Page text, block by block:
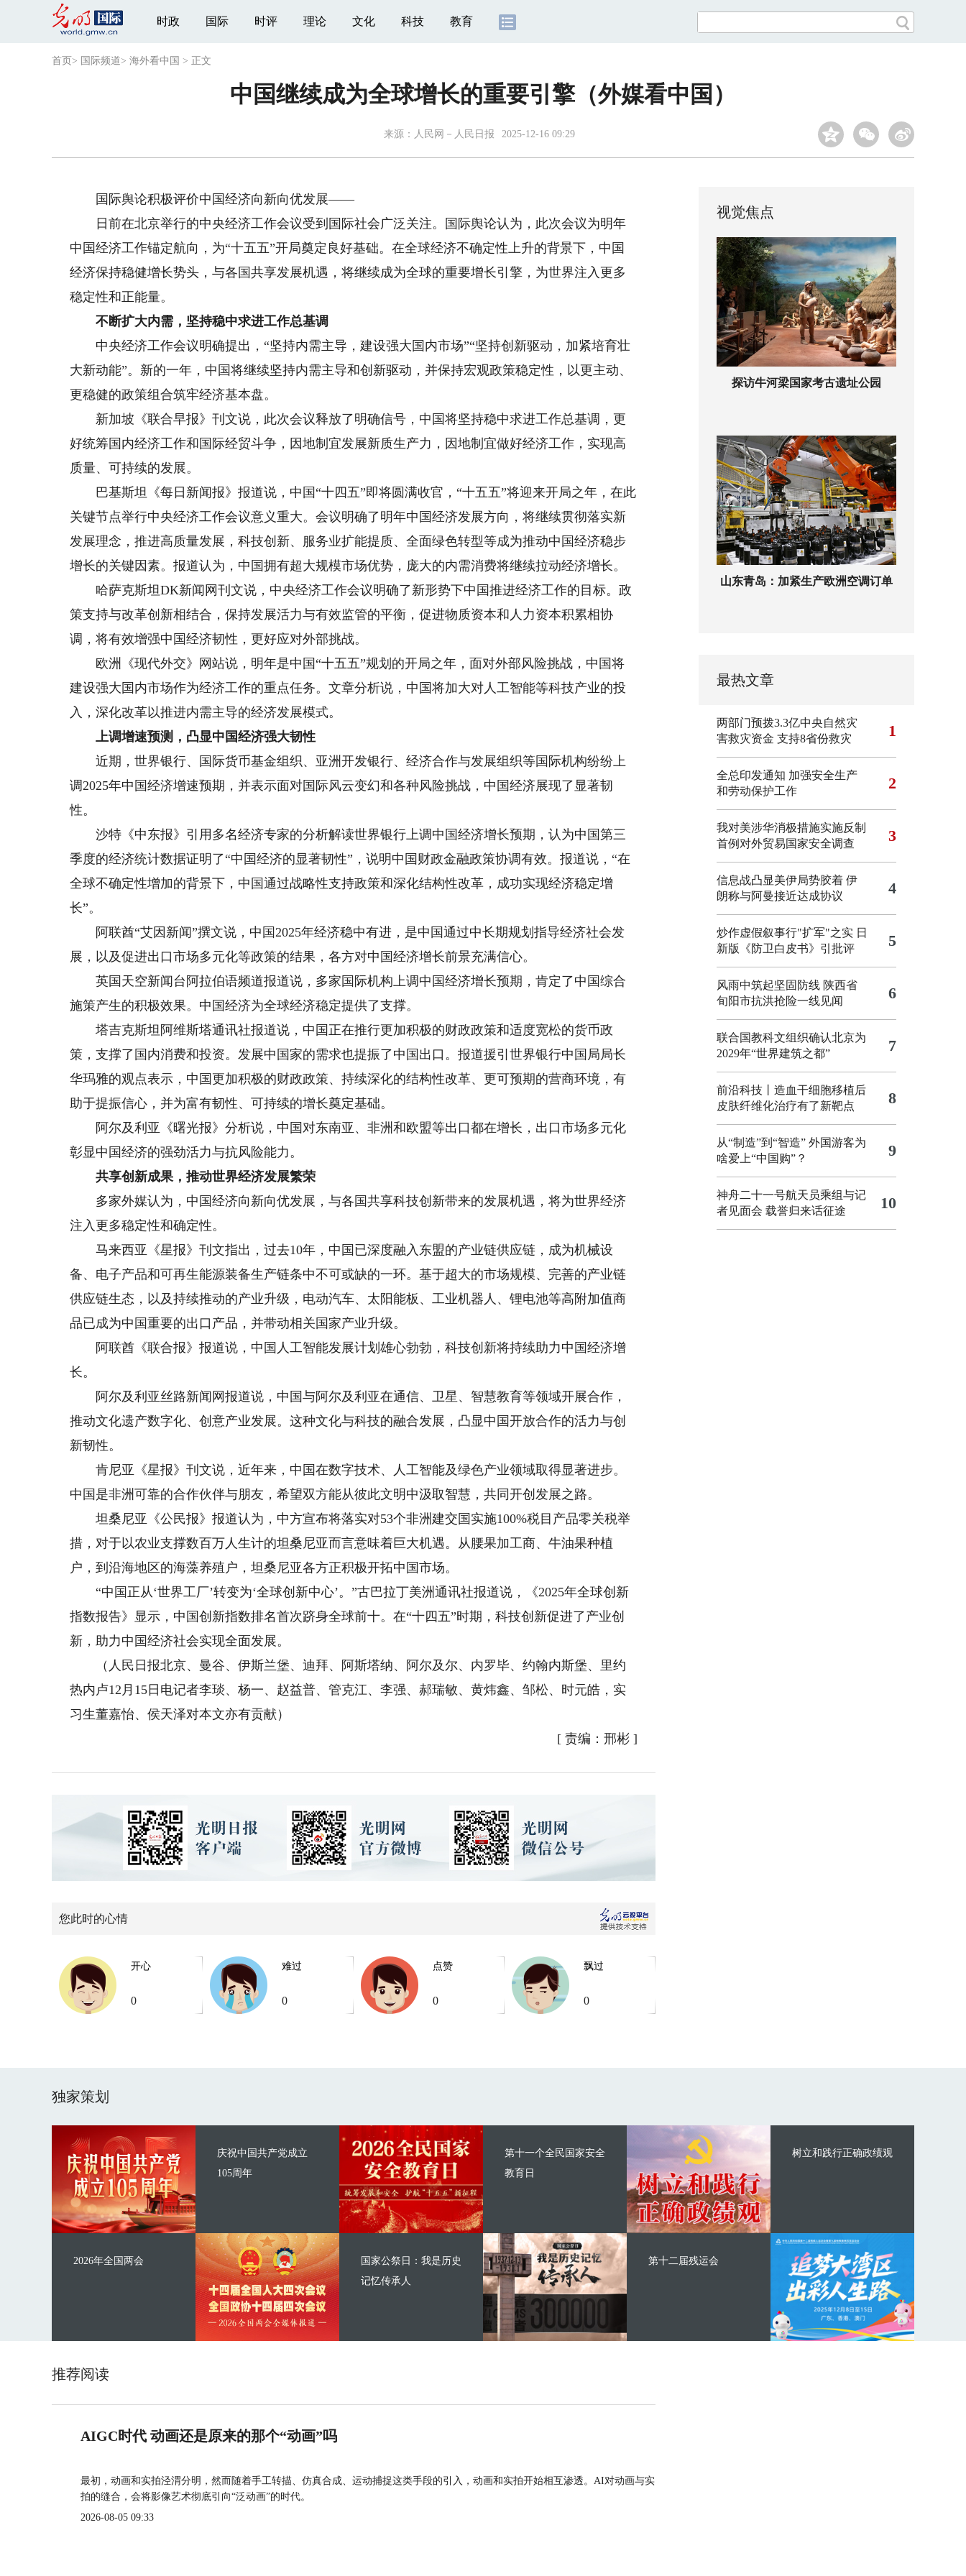
时政 国际 时评 理论 文化 科技 教育
首页 > 国际频道> 海外看中国 > 正文
中国继续成为全球增长的重要引擎（外媒看中国）
来源： 人民网－人民日报 2025-12-16 09:29
国际舆论积极评价中国经济向新向优发展——
日前在北京举行的中央经济工作会议受到国际社会广泛关注。国际舆论认为，此次会议为明年
中国经济工作锚定航向，为“十五五”开局奠定良好基础。在全球经济不确定性上升的背景下，中国
经济保持稳健增长势头，与各国共享发展机遇，将继续成为全球的重要增长引擎，为世界注入更多
稳定性和正能量。
不断扩大内需，坚持稳中求进工作总基调
中央经济工作会议明确提出，“坚持内需主导，建设强大国内市场”“坚持创新驱动，加紧培育壮
大新动能”。新的一年，中国将继续坚持内需主导和创新驱动，并保持宏观政策稳定性，以更主动、
更稳健的政策组合筑牢经济基本盘。
新加坡《联合早报》刊文说，此次会议释放了明确信号，中国将坚持稳中求进工作总基调，更
好统筹国内经济工作和国际经贸斗争，因地制宜发展新质生产力，因地制宜做好经济工作，实现高
质量、可持续的发展。
巴基斯坦《每日新闻报》报道说，中国“十四五”即将圆满收官，“十五五”将迎来开局之年，在此
关键节点举行中央经济工作会议意义重大。会议明确了明年中国经济发展方向，将继续贯彻落实新
发展理念，推进高质量发展，科技创新、服务业扩能提质、全面绿色转型等成为推动中国经济稳步
增长的关键因素。报道认为，中国拥有超大规模市场优势，庞大的内需消费将继续拉动经济增长。
哈萨克斯坦DK新闻网刊文说，中央经济工作会议明确了新形势下中国推进经济工作的目标。政
策支持与改革创新相结合，保持发展活力与有效监管的平衡，促进物质资本和人力资本积累相协
调，将有效增强中国经济韧性，更好应对外部挑战。
欧洲《现代外交》网站说，明年是中国“十五五”规划的开局之年，面对外部风险挑战，中国将
建设强大国内市场作为经济工作的重点任务。文章分析说，中国将加大对人工智能等科技产业的投
入，深化改革以推进内需主导的经济发展模式。
上调增速预测，凸显中国经济强大韧性
近期，世界银行、国际货币基金组织、亚洲开发银行、经济合作与发展组织等国际机构纷纷上
调2025年中国经济增速预期，并表示面对国际风云变幻和各种风险挑战，中国经济展现了显著韧
性。
沙特《中东报》引用多名经济专家的分析解读世界银行上调中国经济增长预期，认为中国第三
季度的经济统计数据证明了“中国经济的显著韧性”，说明中国财政金融政策协调有效。报道说，“在
全球不确定性增加的背景下，中国通过战略性支持政策和深化结构性改革，成功实现经济稳定增
长”。
阿联酋“艾因新闻”撰文说，中国2025年经济稳中有进，是中国通过中长期规划指导经济社会发
展，以及促进出口市场多元化等政策的结果，各方对中国经济增长前景充满信心。
英国天空新闻台阿拉伯语频道报道说，多家国际机构上调中国经济增长预期，肯定了中国综合
施策产生的积极效果。中国经济为全球经济稳定提供了支撑。
塔吉克斯坦阿维斯塔通讯社报道说，中国正在推行更加积极的财政政策和适度宽松的货币政
策，支撑了国内消费和投资。发展中国家的需求也提振了中国出口。报道援引世界银行中国局局长
华玛雅的观点表示，中国更加积极的财政政策、持续深化的结构性改革、更可预期的营商环境，有
助于提振信心，并为富有韧性、可持续的增长奠定基础。
阿尔及利亚《曙光报》分析说，中国对东南亚、非洲和欧盟等出口都在增长，出口市场多元化
彰显中国经济的强劲活力与抗风险能力。
共享创新成果，推动世界经济发展繁荣
多家外媒认为，中国经济向新向优发展，与各国共享科技创新带来的发展机遇，将为世界经济
注入更多稳定性和确定性。
马来西亚《星报》刊文指出，过去10年，中国已深度融入东盟的产业链供应链，成为机械设
备、电子产品和可再生能源装备生产链条中不可或缺的一环。基于超大的市场规模、完善的产业链
供应链生态，以及持续推动的产业升级，电动汽车、太阳能板、工业机器人、锂电池等高附加值商
品已成为中国重要的出口产品，并带动相关国家产业升级。
阿联酋《联合报》报道说，中国人工智能发展计划雄心勃勃，科技创新将持续助力中国经济增
长。
阿尔及利亚丝路新闻网报道说，中国与阿尔及利亚在通信、卫星、智慧教育等领域开展合作，
推动文化遗产数字化、创意产业发展。这种文化与科技的融合发展，凸显中国开放合作的活力与创
新韧性。
肯尼亚《星报》刊文说，近年来，中国在数字技术、人工智能及绿色产业领域取得显著进步。
中国是非洲可靠的合作伙伴与朋友，希望双方能从彼此文明中汲取智慧，共同开创发展之路。
坦桑尼亚《公民报》报道认为，中方宣布将落实对53个非洲建交国实施100%税目产品零关税举
措，对于以农业支撑数百万人生计的坦桑尼亚而言意味着巨大机遇。从腰果加工商、牛油果种植
户，到沿海地区的海藻养殖户，坦桑尼亚各方正积极开拓中国市场。
“中国正从‘世界工厂’转变为‘全球创新中心’。”古巴拉丁美洲通讯社报道说，《2025年全球创新
指数报告》显示，中国创新指数排名首次跻身全球前十。在“十四五”时期，科技创新促进了产业创
新，助力中国经济社会实现全面发展。
（人民日报北京、曼谷、伊斯兰堡、迪拜、阿斯塔纳、阿尔及尔、内罗毕、约翰内斯堡、里约
热内卢12月15日电记者李琰、杨一、赵益普、管克江、李强、郝瑞敏、黄炜鑫、邹松、时元皓，实
习生董嘉怡、侯天泽对本文亦有贡献）
[ 责编：邢彬 ]
您此时的心情
开心
0
难过
0
点赞
0
飘过
0
视觉焦点
探访牛河梁国家考古遗址公园
山东青岛：加紧生产欧洲空调订单
最热文章
两部门预拨3.3亿中央自然灾
害救灾资金 支持8省份救灾
1
全总印发通知 加强安全生产
和劳动保护工作
2
我对美涉华消极措施实施反制
首例对外贸易国家安全调查
3
信息战凸显美伊局势胶着 伊
朗称与阿曼接近达成协议
4
炒作虚假叙事行"扩军"之实 日
新版《防卫白皮书》引批评
5
风雨中筑起坚固防线 陕西省
旬阳市抗洪抢险一线见闻
6
联合国教科文组织确认北京为
2029年“世界建筑之都”
7
前沿科技丨造血干细胞移植后
皮肤纤维化治疗有了新靶点
8
从“制造”到“智造” 外国游客为
啥爱上“中国购”？
9
神舟二十一号航天员乘组与记
者见面会 载誉归来话征途
10
独家策划
庆祝中国共产党成立
105周年
2026年全国两会
第十一个全民国家安全
教育日
国家公祭日：我是历史
记忆传承人
树立和践行正确政绩观
第十二届残运会
推荐阅读
AIGC时代 动画还是原来的那个“动画”吗
最初，动画和实拍泾渭分明，然而随着手工转描、仿真合成、运动捕捉这类手段的引入，动画和实拍开始相互渗透。AI对动画与实
拍的缝合，会将影像艺术彻底引向“泛动画”的时代。
2026-08-05 09:33